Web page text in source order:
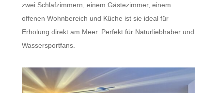
zwei Schlafzimmern, einem Gästezimmer, einem
offenen Wohnbereich und Küche ist sie ideal für
Erholung direkt am Meer. Perfekt für Naturliebhaber und
Wassersportfans.